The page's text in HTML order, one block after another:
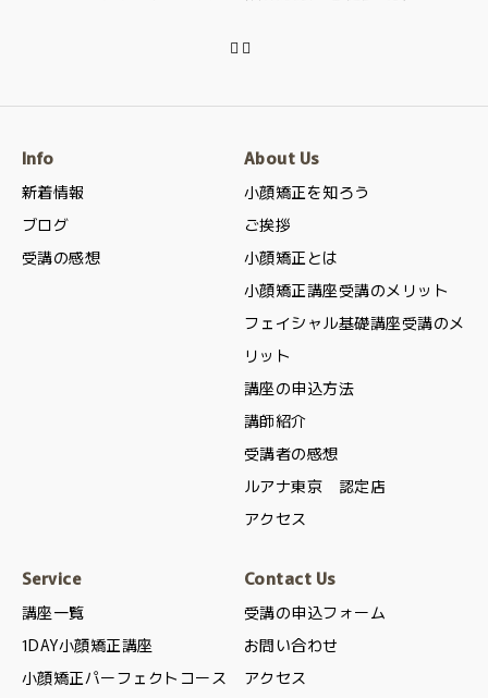
Info
新着情報
ブログ
受講の感想
About Us
小顔矯正を知ろう
ご挨拶
小顔矯正とは
小顔矯正講座受講のメリット
フェイシャル基礎講座受講のメ
リット
講座の申込方法
講師紹介
受講者の感想
ルアナ東京 認定店
アクセス
Service
講座一覧
1DAY小顔矯正講座
小顔矯正パーフェクトコース
Contact Us
受講の申込フォーム
お問い合わせ
アクセス